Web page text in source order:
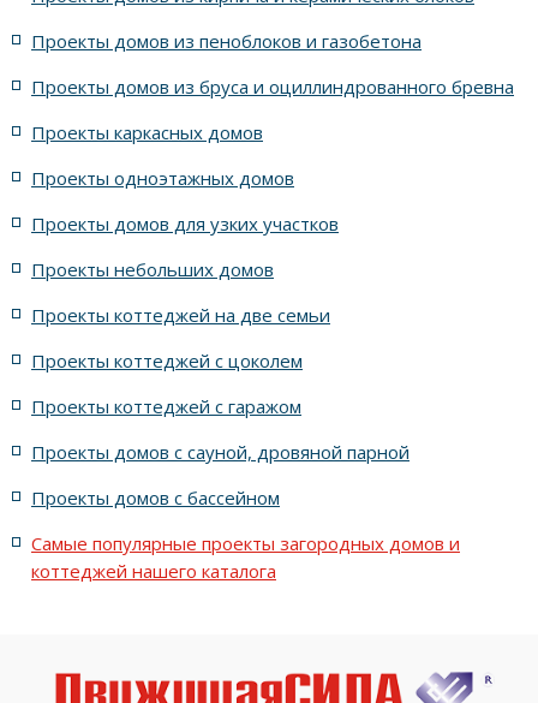
для семьи из шести человек и пристарелой мамы
Все проекты домов серии Бетельгейзе
Проекты простеньких домов
с площадью от 100 до 120 м2
Проекты домов из пеноблоков и газобетона
Проекты домов из бруса и оциллиндрованного бревна
Проекты каркасных домов
Проекты одноэтажных домов
Проекты домов для узких участков
Проекты небольших домов
Проекты коттеджей на две семьи
Проекты коттеджей с цоколем
Проекты коттеджей с гаражом
Проекты домов с сауной, дровяной парной
Проекты домов с бассейном
Самые популярные проекты загородных домов и
коттеджей нашего каталога